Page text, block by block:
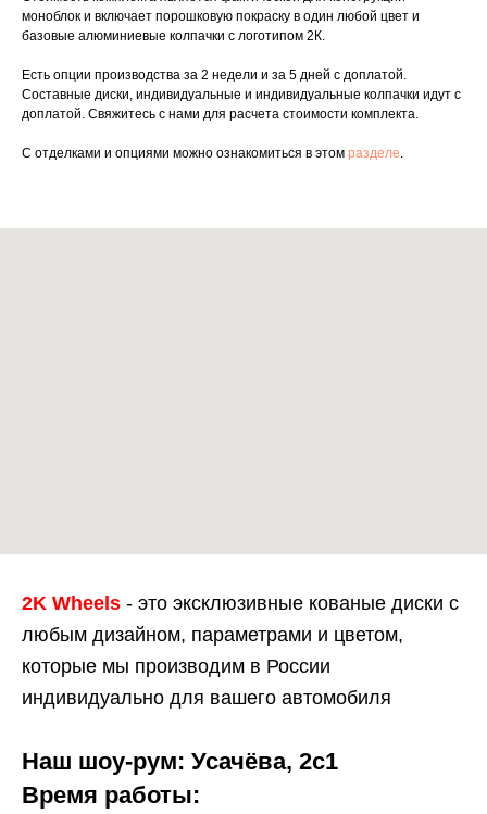
моноблок и включает порошковую покраску в один любой цвет и
базовые алюминиевые колпачки с логотипом 2К.
Есть опции производства за 2 недели и за 5 дней с доплатой.
Составные диски, индивидуальные и индивидуальные колпачки идут с
доплатой. Свяжитесь с нами для расчета стоимости комплекта.
С отделками и опциями можно ознакомиться в этом разделе.
2K Wheels - это эксклюзивные кованые диски с
любым дизайном, параметрами и цветом,
которые мы производим в России
индивидуально для вашего автомобиля
Наш шоу-рум: Усачёва, 2с1
Время работы: